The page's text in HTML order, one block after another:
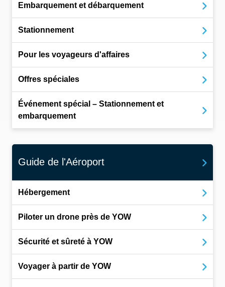
Embarquement et débarquement
Stationnement
Pour les voyageurs d'affaires
Offres spéciales
Événement spécial – Stationnement et
embarquement
Guide de l'Aéroport
Hébergement
Piloter un drone près de YOW
Sécurité et sûreté à YOW
Voyager à partir de YOW